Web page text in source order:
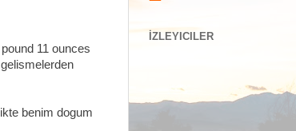
11 ounces
benim dogum
İZLEYICILER